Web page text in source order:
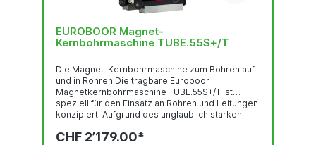
EUROBOOR Magnet-
Kernbohrmaschine TUBE.55S+/T
Die Magnet-Kernbohrmaschine zum Bohren auf
und in Rohren Die tragbare Euroboor
Magnetkernbohrmaschine TUBE.55S+/T ist
speziell für den Einsatz an Rohren und Leitungen
konzipiert. Aufgrund des unglaublich starken
sowohl zum Bohren als auch zum
CHF 2’179.00*